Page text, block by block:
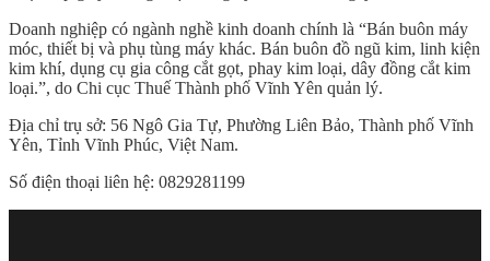
Doanh nghiệp có ngành nghề kinh doanh chính là “Bán buôn máy
móc, thiết bị và phụ tùng máy khác. Bán buôn đồ ngũ kim, linh kiện
kim khí, dụng cụ gia công cắt gọt, phay kim loại, dây đồng cắt kim
loại.”, do Chi cục Thuế Thành phố Vĩnh Yên quản lý.
Địa chỉ trụ sở: 56 Ngô Gia Tự, Phường Liên Bảo, Thành phố Vĩnh
Yên, Tỉnh Vĩnh Phúc, Việt Nam.
Số điện thoại liên hệ: 0829281199